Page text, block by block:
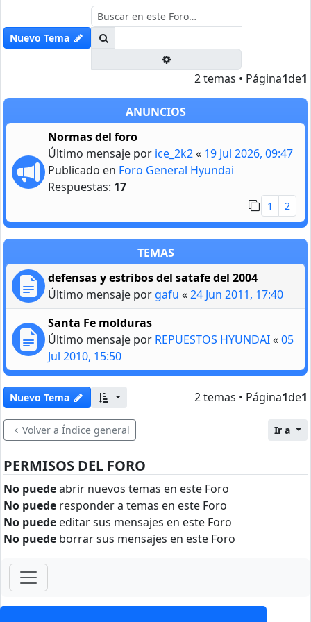
Nuevo Tema
2 temas • Página1de1
ANUNCIOS
Normas del foro
Último mensaje por ice_2k2« 19 Jul 2026, 09:47
Publicado en Foro General Hyundai
Respuestas: 17
1 2
TEMAS
defensas y estribos del satafe del 2004
Último mensaje por gafu «24 Jun 2011, 17:40
Santa Fe molduras
Último mensaje por REPUESTOS HYUNDAI«05
Jul 2010, 15:50
Nuevo Tema 2 temas • Página1de1
Volver a Índice general Ir a
PERMISOS DEL FORO
No puedeabrir nuevos temas en este Foro
No puede responder a temas en este Foro
No puede editar sus mensajes en este Foro
No puede borrar sus mensajes en este Foro
ForoClub 2025